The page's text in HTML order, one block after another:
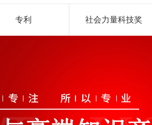
专利 社会力量科技奖